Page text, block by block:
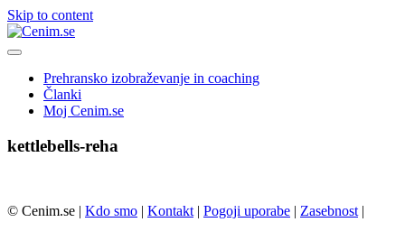
Skip to content
Prehransko izobraževanje in coaching
Članki
Moj Cenim.se
kettlebells-reha
© Cenim.se | Kdo smo | Kontakt| Pogoji uporabe | Zasebnost|